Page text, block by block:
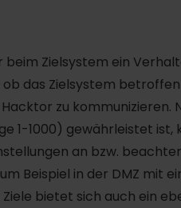
Zielsystem ein
das Zielsystem betroffen
zu kommunizieren.
1-1000) gewährleistet ist,
an bzw.
Beispiel in der DMZ mit
bietet sich auch ein